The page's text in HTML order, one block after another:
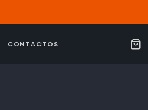
CONTACTOS
C